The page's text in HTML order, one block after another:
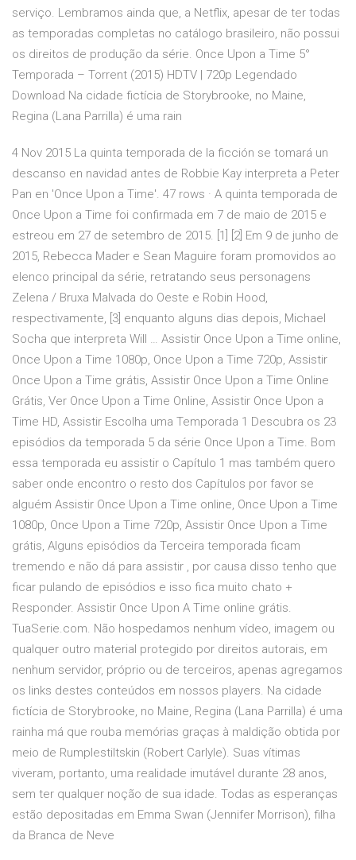
serviço. Lembramos ainda que, a Netflix, apesar de ter todas
as temporadas completas no catálogo brasileiro, não possui
os direitos de produção da série. Once Upon a Time 5°
Temporada – Torrent (2015) HDTV | 720p Legendado
Download Na cidade fictícia de Storybrooke, no Maine,
Regina (Lana Parrilla) é uma rain
4 Nov 2015 La quinta temporada de la ficción se tomará un
descanso en navidad antes de Robbie Kay interpreta a Peter
Pan en 'Once Upon a Time'. 47 rows · A quinta temporada de
Once Upon a Time foi confirmada em 7 de maio de 2015 e
estreou em 27 de setembro de 2015. [1] [2] Em 9 de junho de
2015, Rebecca Mader e Sean Maguire foram promovidos ao
elenco principal da série, retratando seus personagens
Zelena / Bruxa Malvada do Oeste e Robin Hood,
respectivamente, [3] enquanto alguns dias depois, Michael
Socha que interpreta Will … Assistir Once Upon a Time online,
Once Upon a Time 1080p, Once Upon a Time 720p, Assistir
Once Upon a Time grátis, Assistir Once Upon a Time Online
Grátis, Ver Once Upon a Time Online, Assistir Once Upon a
Time HD, Assistir Escolha uma Temporada 1 Descubra os 23
episódios da temporada 5 da série Once Upon a Time. Bom
essa temporada eu assistir o Capítulo 1 mas também quero
saber onde encontro o resto dos Capítulos por favor se
alguém Assistir Once Upon a Time online, Once Upon a Time
1080p, Once Upon a Time 720p, Assistir Once Upon a Time
grátis, Alguns episódios da Terceira temporada ficam
tremendo e não dá para assistir , por causa disso tenho que
ficar pulando de episódios e isso fica muito chato +
Responder. Assistir Once Upon A Time online grátis.
TuaSerie.com. Não hospedamos nenhum vídeo, imagem ou
qualquer outro material protegido por direitos autorais, em
nenhum servidor, próprio ou de terceiros, apenas agregamos
os links destes conteúdos em nossos players. Na cidade
fictícia de Storybrooke, no Maine, Regina (Lana Parrilla) é uma
rainha má que rouba memórias graças à maldição obtida por
meio de Rumplestiltskin (Robert Carlyle). Suas vítimas
viveram, portanto, uma realidade imutável durante 28 anos,
sem ter qualquer noção de sua idade. Todas as esperanças
estão depositadas em Emma Swan (Jennifer Morrison), filha
da Branca de Neve